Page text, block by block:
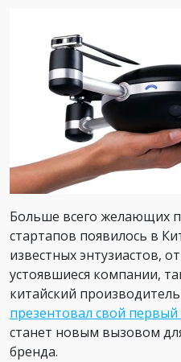
Больше всего желающих
стартапов появилось в
известных энтузиастов,
устоявшиеся компании,
китайский
презентовал свой
станет новым вызовом
бренда.